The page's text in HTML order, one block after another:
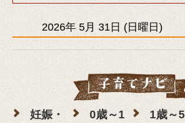
2026年 5月 31日 (日曜日)
妊娠・
0歳～1
1歳～5